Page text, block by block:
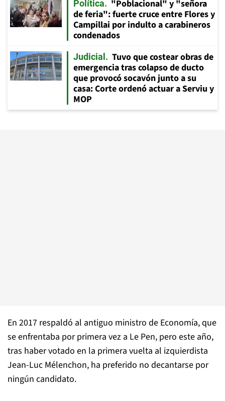
Política
"Poblacional" y "señora
de feria": fuerte cruce entre Flores y
Campillai por indulto a carabineros
condenados
Judicial
Tuvo que costear obras de
emergencia tras colapso de ducto
que provocó socavón junto a su
casa: Corte ordenó actuar a Serviu y
MOP
En 2017 respaldó al antiguo ministro de Economía, que
se enfrentaba por primera vez a Le Pen, pero este año,
tras haber votado en la primera vuelta al izquierdista
Jean-Luc Mélenchon, ha preferido no decantarse por
ningún candidato.